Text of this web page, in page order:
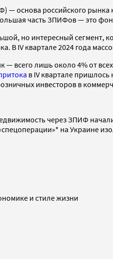
основа российского рынка
часть ЗПИФов — это
но интересный сегмент,
В IV квартале 2024 года
— всего лишь около 4% от
в IV квартале
инвесторов в
через ЗПИФ
на Украине
и стиле жизни